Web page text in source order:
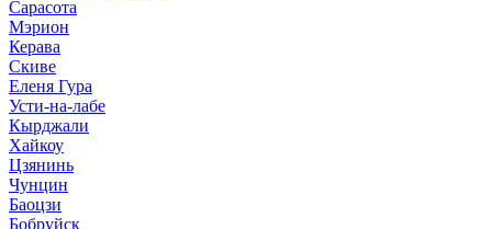
Сарасота
Мэрион
Керава
Скиве
Еленя Гура
Усти-на-лабе
Кырджали
Хайкоу
Цзянинь
Чунцин
Баоцзи
Бобруйск